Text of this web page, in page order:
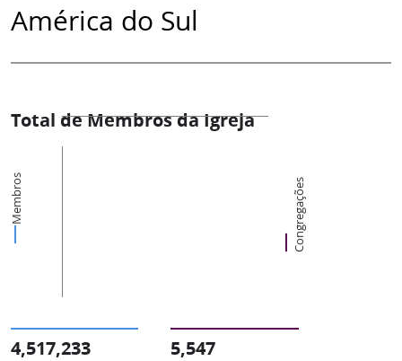
América do Sul
Total de Membros da Igreja
Membros Congregações
4,517,233 5,547